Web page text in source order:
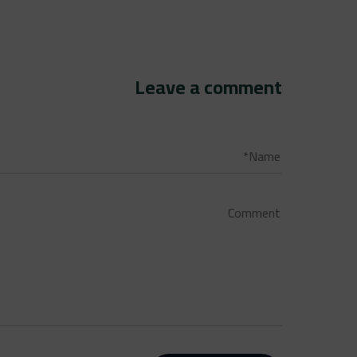
Leave a comment